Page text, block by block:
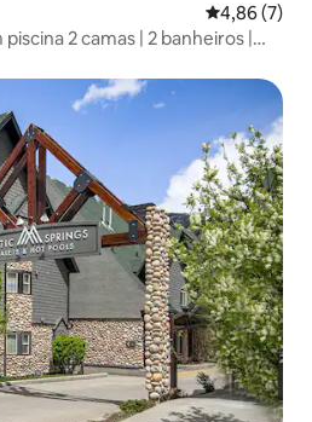
4,86 de uma
4,86 (7)
2 camas | 2 banheiros |